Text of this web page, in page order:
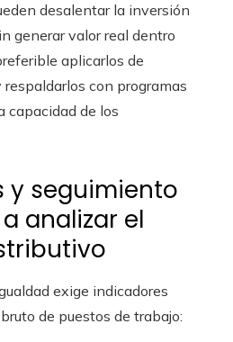
desalentar la inversión
generar valor real dentro
aplicarlos de
respaldarlos con programas
capacidad de los
y seguimiento
analizar el
exige indicadores
de puestos de trabajo: